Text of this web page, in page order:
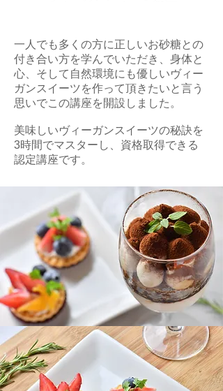
一人でも多くの方に正しいお砂糖との
付き合い方を学んでいただき、身体と
心、そして自然環境にも優しいヴィー
ガンスイーツを作って頂きたいと言う
思いでこの講座を開設しました。
美味しいヴィーガンスイーツの秘訣を
3時間でマスターし、資格取得できる
認定講座です。